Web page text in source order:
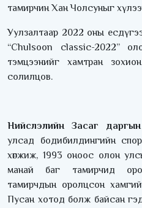
тамирчин Хан Чолсуныг
Уулзалтаар 2022 оны
“Chulsoon classic-2022”
тэмцээнийг хамтран
солилцов.
Нийслэлийн Засаг даргын
улсад бодибилдингийн
хөгжиж, 1993 оноос олон
манай баг тамирчид
тамирчдын оролцсон
Пусан хотод болж байсан